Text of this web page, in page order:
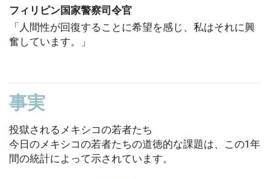
フィリピン国家警察司令官
「人間性が回復することに希望を感じ、私はそれに興
奮しています。」
事実
投獄されるメキシコの若者たち
今日のメキシコの若者たちの道徳的な課題は、この1年
間の統計によって示されています。